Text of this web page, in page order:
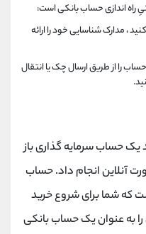
راه اندازی حساب بانکی است:
، مدارک شناسایی خود را ارائه
را از طریق ارسال چک یا انتقال
یک حساب سرمایه گذاری باز
آنلاین انجام داد. حساب
که شما برای شروع خرید
را به عنوان یک حساب بانکی